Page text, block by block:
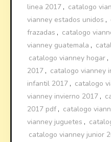
linea 2017 , catalogo
vianney estados unidos ,
frazadas , catalogo
vianney guatemala ,
catalogo vianney hogar ,
2017 , catalogo vianney
infantil 2017 , catalogo
vianney invierno 2017 ,
2017 pdf , catalogo
vianney juguetes ,
catalogo vianney junior